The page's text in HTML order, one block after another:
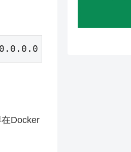
-p 1984 -k
Docker